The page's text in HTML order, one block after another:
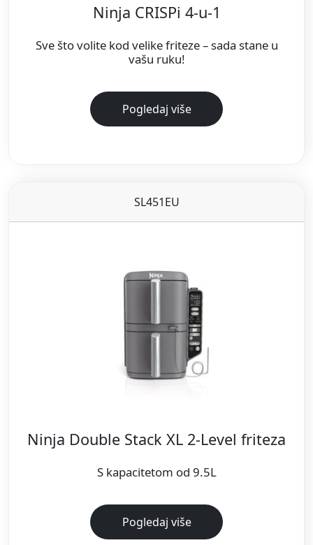
Ninja CRISPi 4-u-1
Sve što volite kod velike friteze – sada stane u
vašu ruku!
Pogledaj više
SL451EU
Ninja Double Stack XL 2-Level friteza
S kapacitetom od 9.5L
Pogledaj više